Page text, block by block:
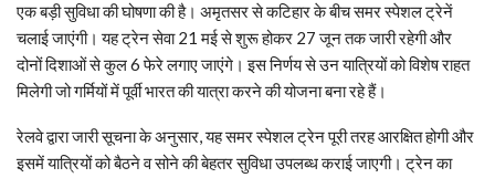
एक बड़ी सुविधा की घोषणा की है। अमृतसर से कटिहार के बीच समर स्पेशल ट्रेनें
चलाई जाएंगी। यह ट्रेन सेवा 21 मई से शुरू होकर 27 जून तक जारी रहेगी और
दोनों दिशाओं से कुल 6 फेरे लगाए जाएंगे। इस निर्णय से उन यात्रियों को विशेष राहत
मिलेगी जो गर्मियों में पूर्वी भारत की यात्रा करने की योजना बना रहे हैं।
रेलवे द्वारा जारी सूचना के अनुसार, यह समर स्पेशल ट्रेन पूरी तरह आरक्षित होगी और
इसमें यात्रियों को बैठने व सोने की बेहतर सुविधा उपलब्ध कराई जाएगी। ट्रेन का